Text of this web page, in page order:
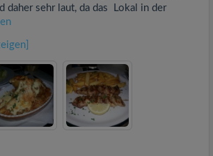
daher sehr laut, da das Lokal in der